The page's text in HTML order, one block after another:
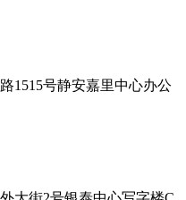
1515号静安嘉里中心办公